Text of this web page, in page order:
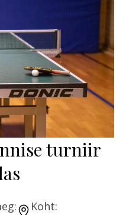
turniir
Koht: